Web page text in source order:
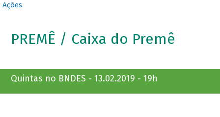
Ações
PREMÊ / Caixa do Premê
Quintas no BNDES - 13.02.2019 - 19h